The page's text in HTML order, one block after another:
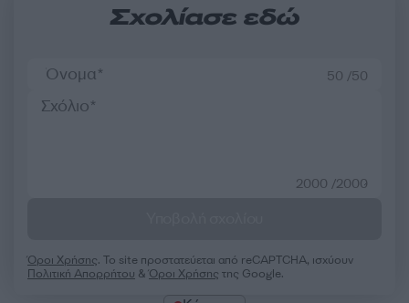
Σχολίασε εδώ
50 /50
2000 /2000
Όροι Χρήσης. Το site προστατεύεται από reCAPTCHA, ισχύουν
Πολιτική Απορρήτου &Όροι Χρήσης της Google.